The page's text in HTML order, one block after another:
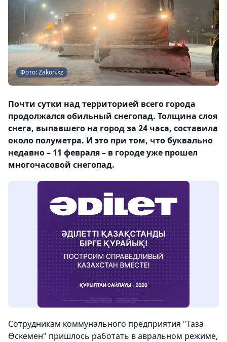
Фото: Zakon.kz
Почти сутки над территорией всего города
продолжался обильный снегопад. Толщина слоя
снега, выпавшего на город за 24 часа, составила
около полуметра. И это при том, что буквально
недавно – 11 февраля – в городе уже прошел
многочасовой снегопад.
Сотрудникам коммунального предприятия "Таза
Өскемен" пришлось работать в авральном режиме,